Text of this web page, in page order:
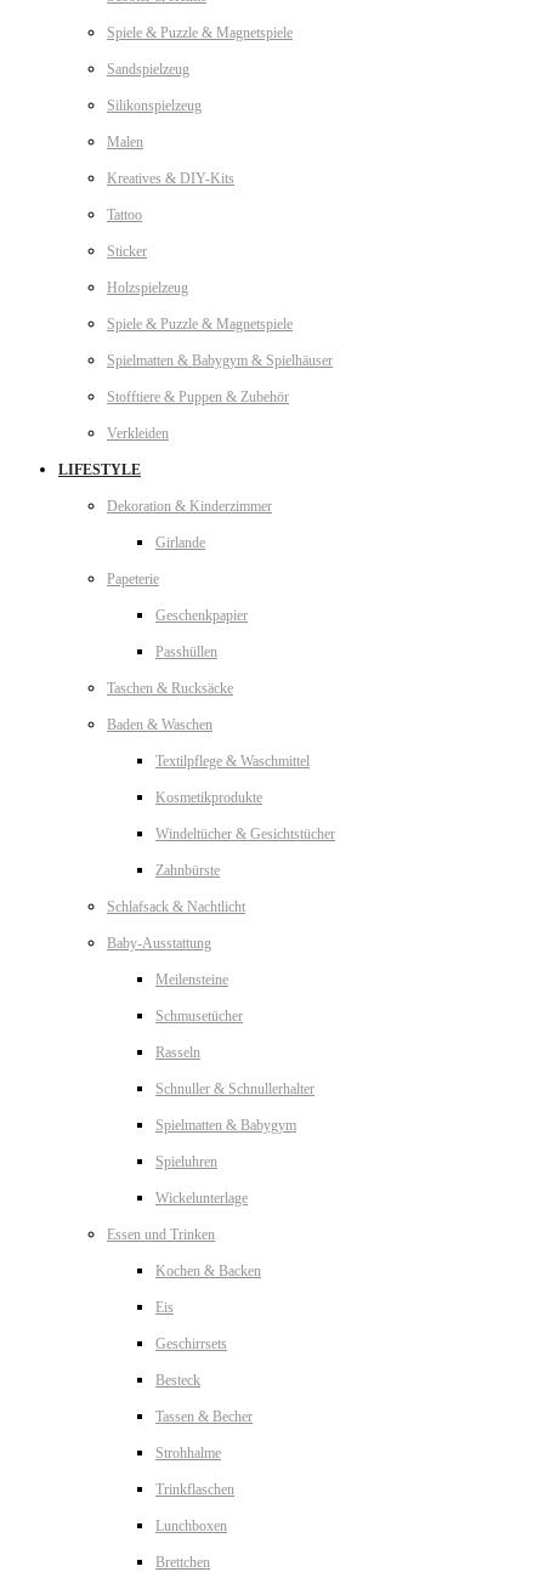
Spiele & Puzzle & Magnetspiele
Sandspielzeug
Silikonspielzeug
Malen
Kreatives & DIY-Kits
Tattoo
Sticker
Holzspielzeug
Spiele & Puzzle & Magnetspiele
Spielmatten & Babygym & Spielhäuser
Stofftiere & Puppen & Zubehör
Verkleiden
LIFESTYLE
Dekoration & Kinderzimmer
Girlande
Papeterie
Geschenkpapier
Passhüllen
Taschen & Rucksäcke
Baden & Waschen
Textilpflege & Waschmittel
Kosmetikprodukte
Windeltücher & Gesichtstücher
Zahnbürste
Schlafsack & Nachtlicht
Baby-Ausstattung
Meilensteine
Schmusetücher
Rasseln
Schnuller & Schnullerhalter
Spielmatten & Babygym
Spieluhren
Wickelunterlage
Essen und Trinken
Kochen & Backen
Eis
Geschirrsets
Besteck
Tassen & Becher
Strohhalme
Trinkflaschen
Lunchboxen
Brettchen